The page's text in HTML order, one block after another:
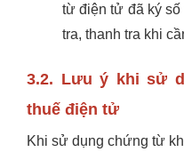
từ điện tử đã ký số
tra, thanh tra khi
3.2. Lưu ý khi sử
thuế điện tử
Khi sử dụng chứng từ